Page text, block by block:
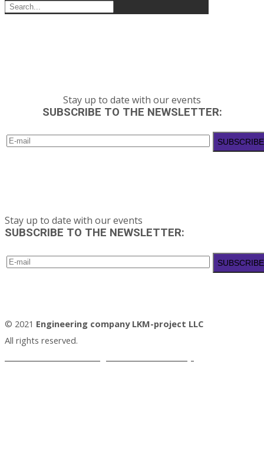
Stay up to date with our events
SUBSCRIBE TO THE NEWSLETTER:
Stay up to date with our events
SUBSCRIBE TO THE NEWSLETTER:
© 2021 Engineering company LKM-project LLC
All rights reserved.